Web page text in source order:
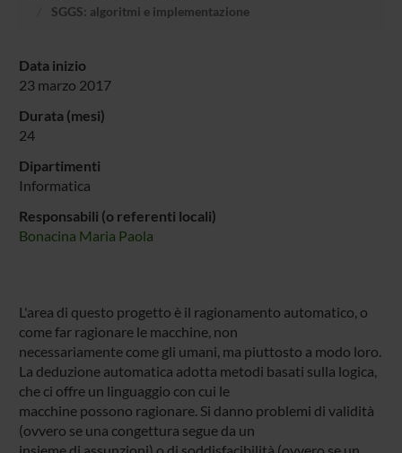
SGGS: algoritmi e implementazione
Data inizio
23 marzo 2017
Durata (mesi)
24
Dipartimenti
Informatica
Responsabili (o referenti locali)
Bonacina Maria Paola
L'area di questo progetto è il ragionamento automatico, o
come far ragionare le macchine, non
necessariamente come gli umani, ma piuttosto a modo loro.
La deduzione automatica adotta metodi basati sulla logica,
che ci offre un linguaggio con cui le
macchine possono ragionare. Si danno problemi di validità
(ovvero se una congettura segue da un